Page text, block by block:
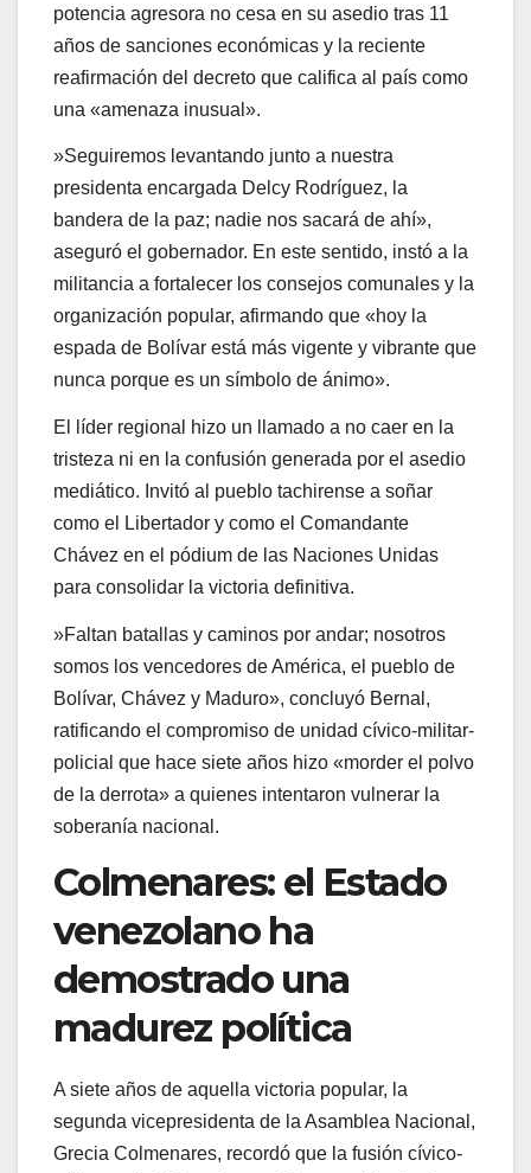
potencia agresora no cesa en su asedio tras 11
años de sanciones económicas y la reciente
reafirmación del decreto que califica al país como
una «amenaza inusual».
​»Seguiremos levantando junto a nuestra
presidenta encargada Delcy Rodríguez, la
bandera de la paz; nadie nos sacará de ahí»,
aseguró el gobernador. En este sentido, instó a la
militancia a fortalecer los consejos comunales y la
organización popular, afirmando que «hoy la
espada de Bolívar está más vigente y vibrante que
nunca porque es un símbolo de ánimo».
El líder regional hizo un llamado a no caer en la
tristeza ni en la confusión generada por el asedio
mediático. Invitó al pueblo tachirense a soñar
como el Libertador y como el Comandante
Chávez en el pódium de las Naciones Unidas
para consolidar la victoria definitiva.
​»Faltan batallas y caminos por andar; nosotros
somos los vencedores de América, el pueblo de
Bolívar, Chávez y Maduro», concluyó Bernal,
ratificando el compromiso de unidad cívico-militar-
policial que hace siete años hizo «morder el polvo
de la derrota» a quienes intentaron vulnerar la
soberanía nacional.
Colmenares: el Estado
venezolano ha
demostrado una
madurez política
A siete años de aquella victoria popular, la
segunda vicepresidenta de la Asamblea Nacional,
Grecia Colmenares, recordó que la fusión cívico-